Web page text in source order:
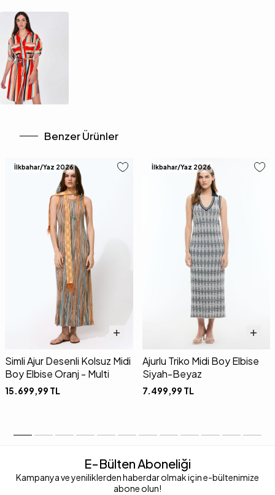
Benzer Ürünler
İlkbahar/Yaz 2026
Simli Ajur Desenli Kolsuz Midi
Boy Elbise Oranj - Multi
15.699,99 TL
İlkbahar/Yaz 2026
Ajurlu Triko Midi Boy Elbise
Siyah-Beyaz
7.499,99 TL
E-Bülten Aboneliği
Kampanya ve yeniliklerden haberdar olmak için e-bültenimize
abone olun!